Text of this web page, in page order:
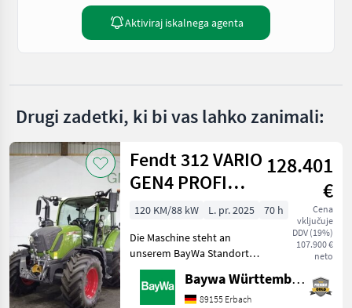
Aktiviraj iskalnega agenta
Drugi zadetki, ki bi vas lahko zanimali:
Fendt 312 VARIO
GEN4 PROFI
SET2
128.401
€
Cena
vključuje
DDV (19%)
107.900 €
neto
120 KM/88 kW L. pr. 2025
70 h
Die Maschine steht an
unserem BayWa Standort in
DE-89155 Erbach.Gerne
steht Ihnen Herr Straub
unter Tel.: 07305 173 52 für
Baywa Württemberg
89155 Erbach